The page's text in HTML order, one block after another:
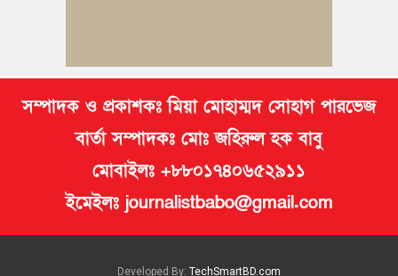
সম্পাদক ও প্রকাশকঃ মিয়া মোহাম্মদ সোহাগ পারভেজ
বার্তা সম্পাদকঃ মোঃ জহিরুল হক বাবু
মোবাইলঃ +৮৮০১৭৪০৬৫২৯১১
ইমেইলঃ journalistbabo@gmail.com
Developed By: TechSmartBD.com